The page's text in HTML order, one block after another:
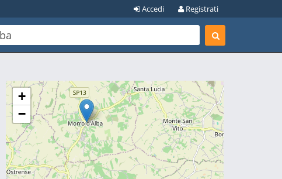
Registrati
Accedi
+
−